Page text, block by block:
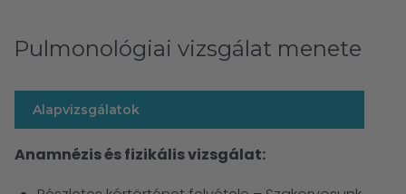
Pulmonológiai vizsgálat menete
Alapvizsgálatok
Anamnézis és fizikális vizsgálat: